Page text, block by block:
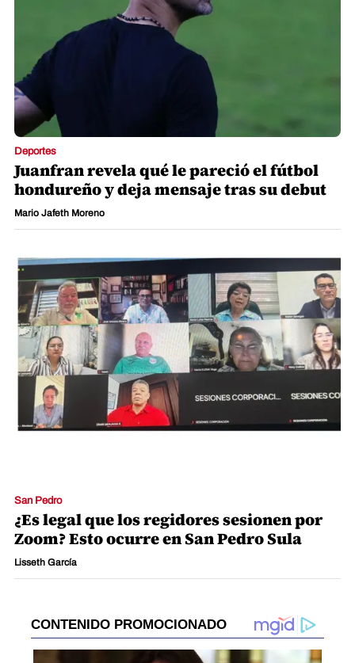
Deportes
Juanfran revela qué le pareció el fútbol
hondureño y deja mensaje tras su debut
Mario Jafeth Moreno
San Pedro
¿Es legal que los regidores sesionen por
Zoom? Esto ocurre en San Pedro Sula
Lisseth García